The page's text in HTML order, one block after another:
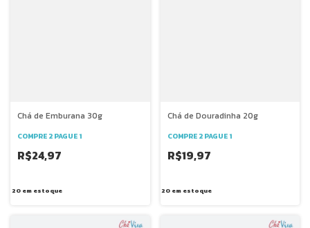
Chá de Emburana 30g
COMPRE 2 PAGUE 1
R$24,97
20em estoque
Chá de Douradinha 20g
COMPRE 2 PAGUE 1
R$19,97
20 em estoque